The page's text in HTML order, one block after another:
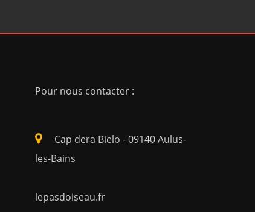
Pour nous contacter :
Cap dera Bielo - 09140 Aulus-
les-Bains
lepasdoiseau.fr